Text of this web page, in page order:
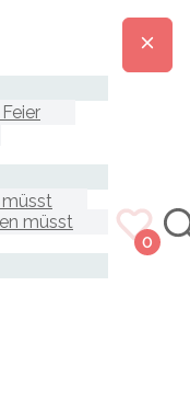
müsst
müsst
0